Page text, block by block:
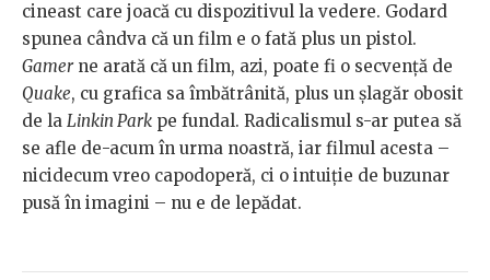
cineast care joacă cu dispozitivul la vedere. Godard
spunea cândva că un film e o fată plus un pistol.
Gamerne arată că un film, azi, poate fi o secvență de
Quake, cu grafica sa îmbătrânită, plus un șlagăr obosit
de la Linkin Park pe fundal. Radicalismul s-ar putea să
se afle de-acum în urma noastră, iar filmul acesta –
nicidecum vreo capodoperă, ci o intuiție de buzunar
pusă în imagini – nu e de lepădat.